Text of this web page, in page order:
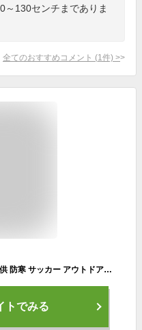
～130センチまでありま
全てのおすすめコメント (1 件) >
[ケルメ] トレーニングロングコート 子供 防寒 サッカー アウトドアコート(ブラック, 150cm)
トでみる